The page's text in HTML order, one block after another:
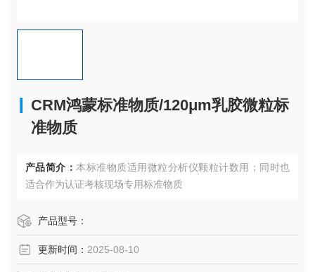
CRM鸿蒙标准物质/120μm乳胶微粒标
准物质
产品简介： 本标准物质适用微粒分析仪颗粒计数用；同时也
适合作为认证考核现场专用标准物质
产品型号：
更新时间： 2025-08-10